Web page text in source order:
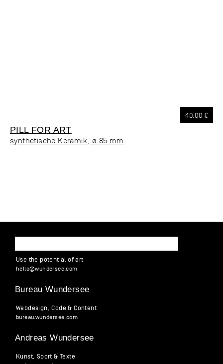
40.00 €
PILL FOR ART
synthetische Keramik, ø 85 mm
Use the potential of art
hello@wundersee.com
Bureau Wundersee
Webdesign, Code & Content
bureau.wundersee.com
Andreas Wundersee
Kunst, Sport & Texte